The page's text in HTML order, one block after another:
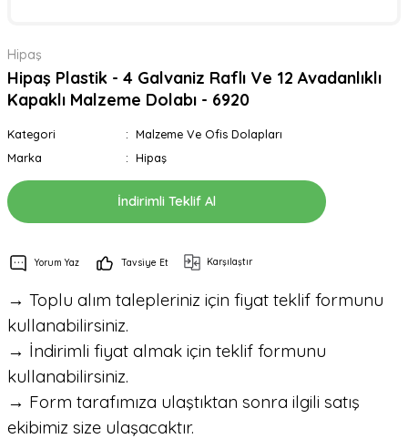
Hipaş
Hipaş Plastik - 4 Galvaniz Raflı Ve 12 Avadanlıklı
Kapaklı Malzeme Dolabı - 6920
Kategori
Malzeme Ve Ofis Dolapları
Marka
Hipaş
İndirimli Teklif Al
Yorum Yaz Tavsiye Et Karşılaştır
→ Toplu alım talepleriniz için fiyat teklif formunu
kullanabilirsiniz.
→ İndirimli fiyat almak için teklif formunu
kullanabilirsiniz.
→ Form tarafımıza ulaştıktan sonra ilgili satış
ekibimiz size ulaşacaktır.